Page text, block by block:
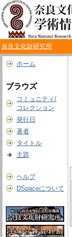
奈良文化財研究所
ホーム
ブラウズ
コミュニティ/
コレクション
発行日
著者
タイトル
主題
ヘルプ
DSpaceについて